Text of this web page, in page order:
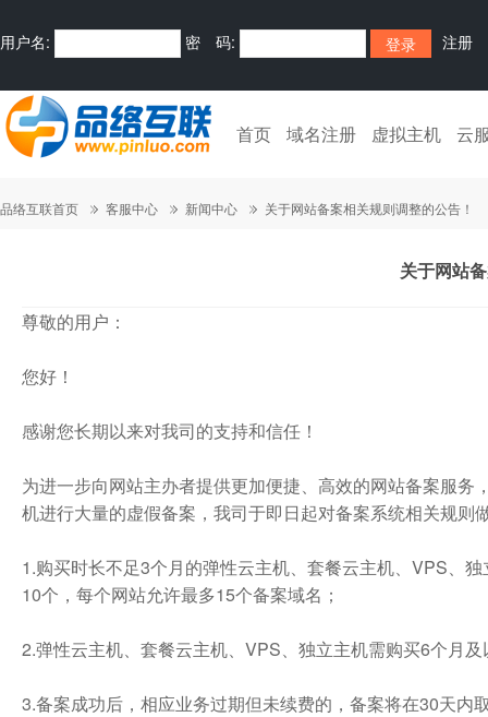
用户名: 密 码: 注册
首页 域名注册 虚拟主机 云
品络互联首页 客服中心 新闻中心 关于网站备案相关规则调整的公告！
关于网站
尊敬的用户：
您好！
感谢您长期以来对我司的支持和信任！
为进一步向网站主办者提供更加便捷、高效的网站备案服
机进行大量的虚假备案，我司于即日起对备案系统相关规则
1.购买时长不足3个月的弹性云主机、套餐云主机、VPS、
10个，每个网站允许最多15个备案域名；
2.弹性云主机、套餐云主机、VPS、独立主机需购买6个月
3.备案成功后，相应业务过期但未续费的，备案将在30天